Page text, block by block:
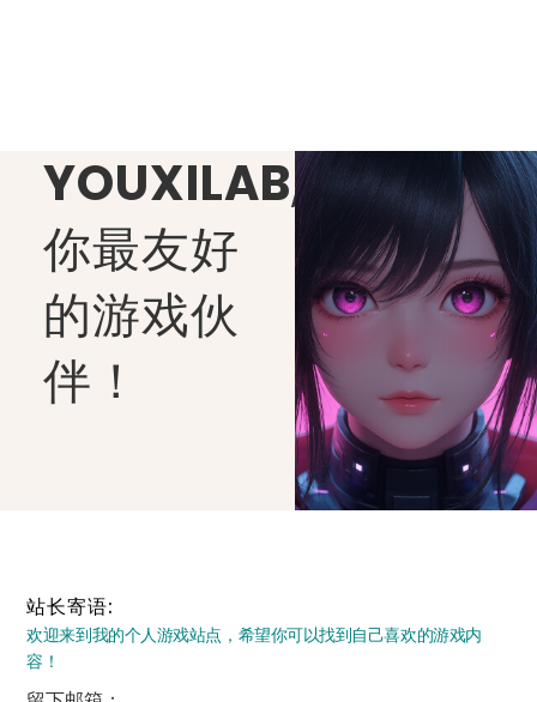
YOUXILAB,
你最友好
的游戏伙
伴！
站长寄语:
欢迎来到我的个人游戏站点，希望你可以找到自己喜欢的游戏内
容！